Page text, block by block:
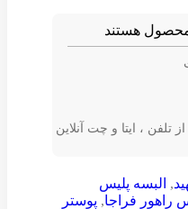
هستند
تلفن ، ایتا و چت آنلاین
, البسه پلیس
راهور فراجا, پوستر